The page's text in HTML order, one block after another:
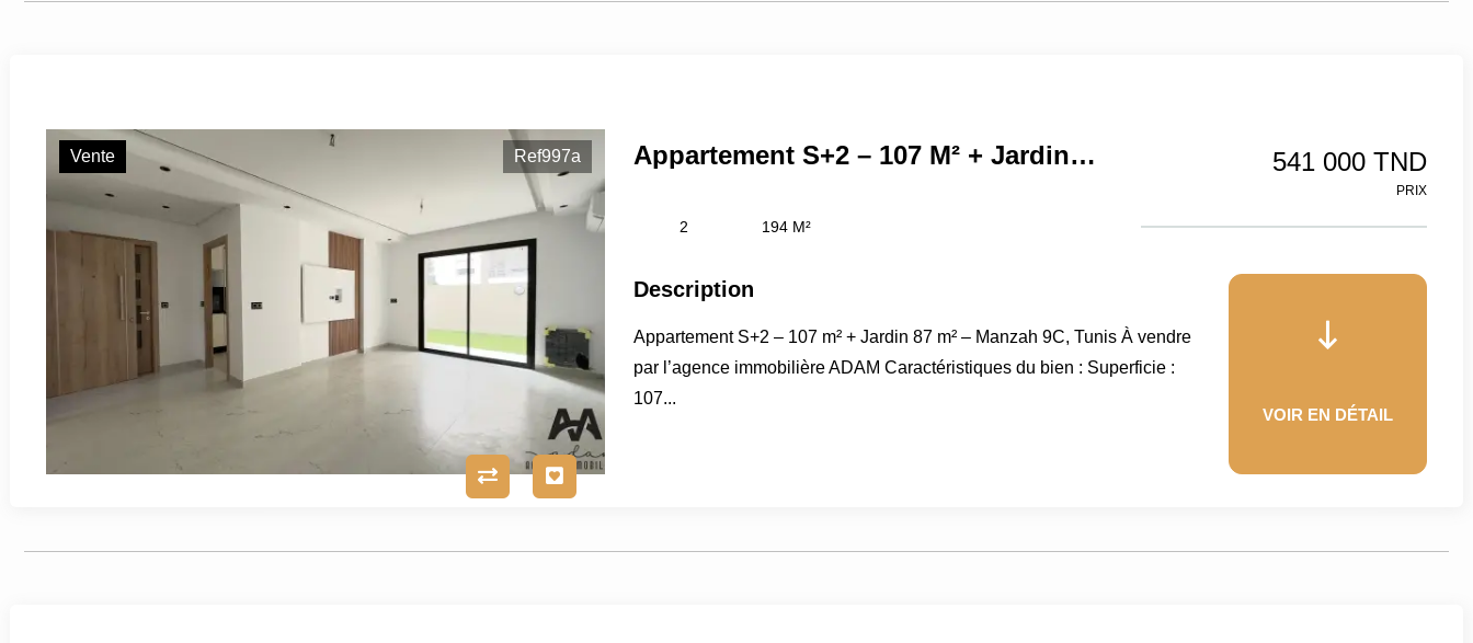
Vente Ref997a Appartement S+2 – 107 M² + Jardin 87 M² – Manzah 9C, Tunis 541 000 TND
PRIX
2 194 M²
Description
Appartement S+2 – 107 m² + Jardin 87 m² – Manzah 9C, Tunis À vendre
par l’agence immobilière ADAM Caractéristiques du bien : Superficie :
107...
VOIR EN DÉTAIL